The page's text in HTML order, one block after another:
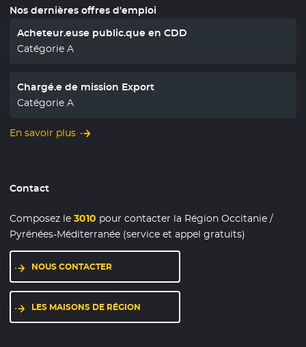
Nos dernières offres d'emploi
Acheteur.euse public.que en CDD
Catégorie A
Chargé.e de mission Export
Catégorie A
En savoir plus
Contact
Composez le3010 pour contacter la Région Occitanie /
Pyrénées-Méditerranée (service et appel gratuits)
NOUS CONTACTER
LES MAISONS DE RÉGION